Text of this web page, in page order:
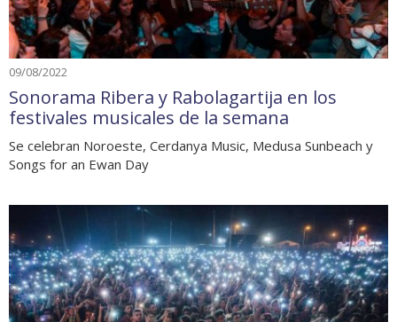
09/08/2022
Sonorama Ribera y Rabolagartija en los
festivales musicales de la semana
Se celebran Noroeste, Cerdanya Music, Medusa Sunbeach y
Songs for an Ewan Day